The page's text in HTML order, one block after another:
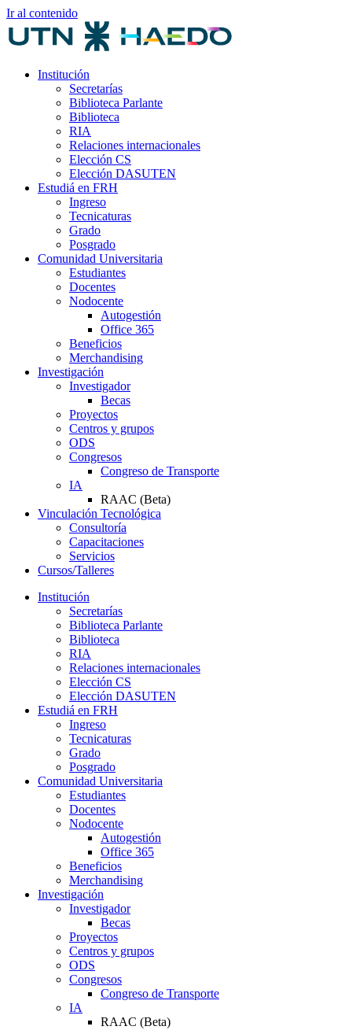
Ir al contenido
Institución
Secretarías
Biblioteca Parlante
Biblioteca
RIA
Relaciones internacionales
Elección CS
Elección DASUTEN
Estudiá en FRH
Ingreso
Tecnicaturas
Grado
Posgrado
Comunidad Universitaria
Estudiantes
Docentes
Nodocente
Autogestión
Office 365
Beneficios
Merchandising
Investigación
Investigador
Becas
Proyectos
Centros y grupos
ODS
Congresos
Congreso de Transporte
IA
RAAC (Beta)
Vinculación Tecnológica
Consultoría
Capacitaciones
Servicios
Cursos/Talleres
Institución
Secretarías
Biblioteca Parlante
Biblioteca
RIA
Relaciones internacionales
Elección CS
Elección DASUTEN
Estudiá en FRH
Ingreso
Tecnicaturas
Grado
Posgrado
Comunidad Universitaria
Estudiantes
Docentes
Nodocente
Autogestión
Office 365
Beneficios
Merchandising
Investigación
Investigador
Becas
Proyectos
Centros y grupos
ODS
Congresos
Congreso de Transporte
IA
RAAC (Beta)